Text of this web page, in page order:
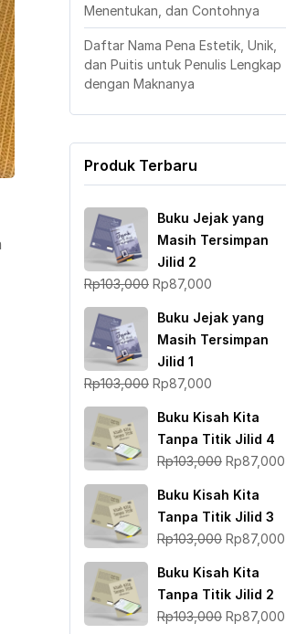
Menentukan, dan Contohnya
Daftar Nama Pena Estetik, Unik,
dan Puitis untuk Penulis Lengkap
dengan Maknanya
Produk Terbaru
Buku Jejak yang
Masih Tersimpan
Jilid 2
Rp103,000 Harga
adalah:
Rp103,000.
Rp87,000
ini
adalah:
Buku Jejak yang
Masih Tersimpan
Jilid 1
Rp103,000 Harga
adalah:
Rp103,000.
Rp87,000
ini
adalah:
Rp87,000.
Buku Kisah Kita
Tanpa Titik Jilid 4
Rp103,000 Harga
adalah:
Rp103,000.
Rp87,000
Buku Kisah Kita
Tanpa Titik Jilid 3
Rp103,000 Harga
adalah:
Rp103,000.
Rp87,000
Buku Kisah Kita
Tanpa Titik Jilid 2
Rp103,000 Harga
Rp87,000